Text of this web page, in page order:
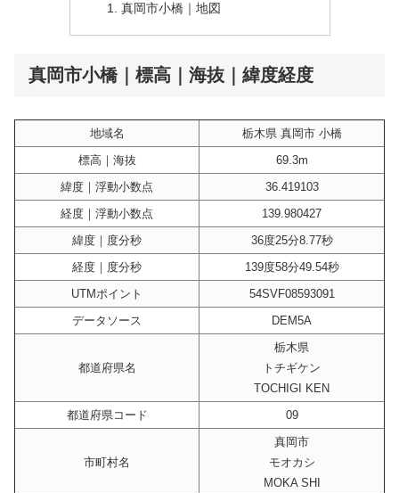
真岡市小橋｜地図
真岡市小橋｜標高｜海抜｜緯度経度
地域名
栃木県 真岡市 小橋
標高｜海抜
69.3m
緯度｜浮動小数点
36.419103
経度｜浮動小数点
139.980427
緯度｜度分秒
36度25分8.77秒
経度｜度分秒
139度58分49.54秒
UTMポイント
54SVF08593091
データソース
DEM5A
都道府県名
栃木県
トチギケン
TOCHIGI KEN
都道府県コード
09
市町村名
真岡市
モオカシ
MOKA SHI